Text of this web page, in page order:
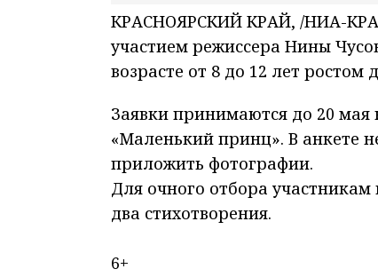
КРАСНОЯРСКИЙ КРАЙ, /НИА-
участием режиссера Нины
возрасте от 8 до 12 лет ростом
Заявки принимаются до 20 мая
«Маленький принц». В анкете
приложить фотографии.
Для очного отбора
два стихотворения.
6+